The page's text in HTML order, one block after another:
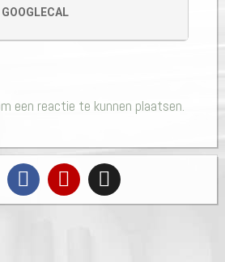
GOOGLECAL
een reactie te kunnen plaatsen.